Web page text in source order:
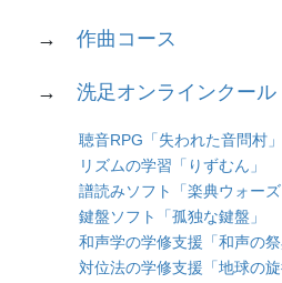
→ 作曲コース
→ 洗足オンラインクー
聴音RPG「失われた音問村」
リズムの学習「りずむん」
譜読みソフト「楽典ウォーズ
鍵盤ソフト「孤独な鍵盤」
和声学の学修支援「和声の祭
対位法の学修支援「地球の旋